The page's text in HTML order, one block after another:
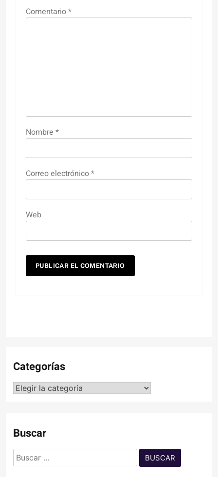
Comentario*
Nombre *
Correo electrónico*
Web
Categorías
Categorías
Buscar
Buscar: